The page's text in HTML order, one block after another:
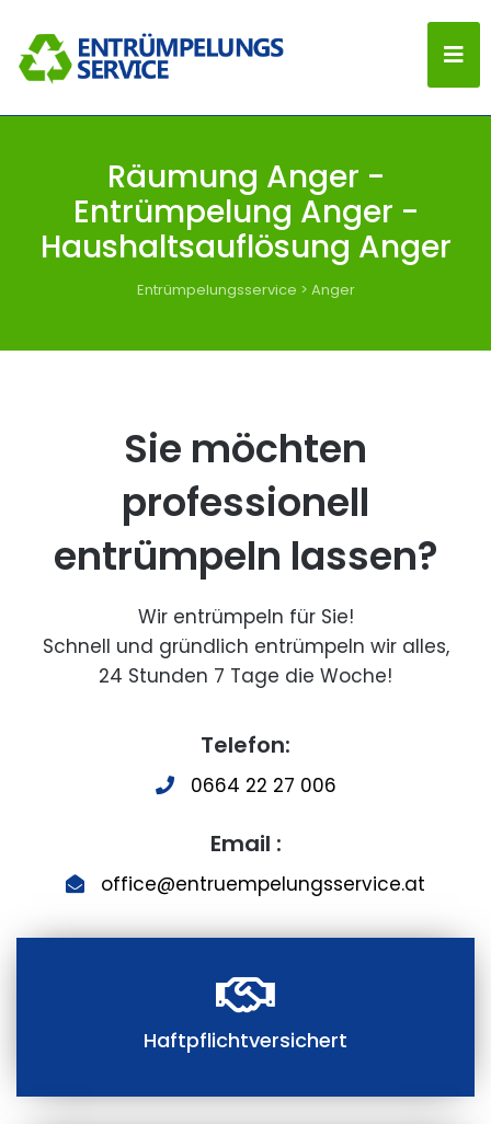
Räumung Anger -
Entrümpelung Anger -
Haushaltsauflösung Anger
Entrümpelungsservice > Anger
Sie möchten
professionell
entrümpeln lassen?
Wir entrümpeln für Sie!
Schnell und gründlich entrümpeln wir alles,
24 Stunden 7 Tage die Woche!
Telefon:
0664 22 27 006
Email :
office@entruempelungsservice.at
Haftpflichtversichert